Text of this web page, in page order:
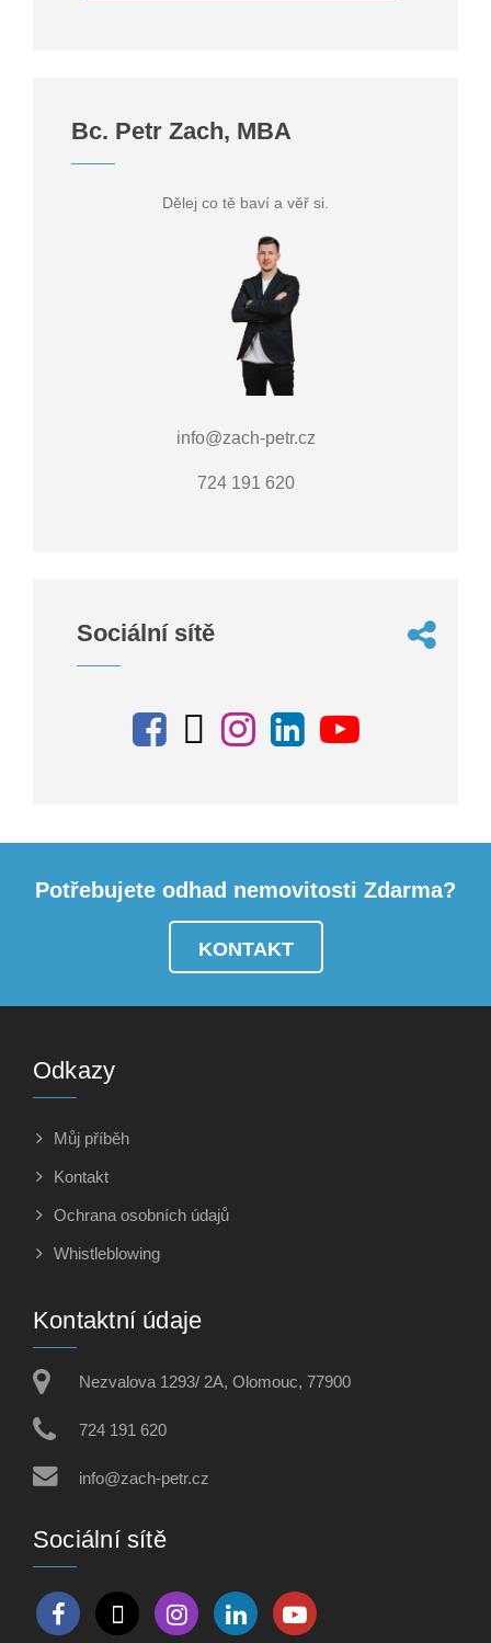
Bc. Petr Zach, MBA
Dělej co tě baví a věř si.
info@zach-petr.cz
724 191 620
Sociální sítě
Potřebujete odhad nemovitosti Zdarma?
KONTAKT
Odkazy
Můj příběh
Kontakt
Ochrana osobních údajů
Whistleblowing
Kontaktní údaje
Nezvalova 1293/ 2A, Olomouc, 77900
724 191 620
info@zach-petr.cz
Sociální sítě